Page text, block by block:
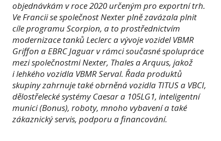
objednávkám v roce 2020 určeným pro exportní trh.
Ve Francii se společnost Nexter plně zavázala plnit
cíle programu Scorpion, a to prostřednictvím
modernizace tanků Leclerc a vývoje vozidel VBMR
Griffon a EBRC Jaguar v rámci současné spolupráce
mezi společnostmi Nexter, Thales a Arquus, jakož
i lehkého vozidla VBMR Serval. Řada produktů
skupiny zahrnuje také obrněná vozidla TITUS a VBCI,
dělostřelecké systémy Caesar a 105LG1, inteligentní
munici (Bonus), roboty, mnoho vybavení a také
zákaznický servis, podporu a financování.